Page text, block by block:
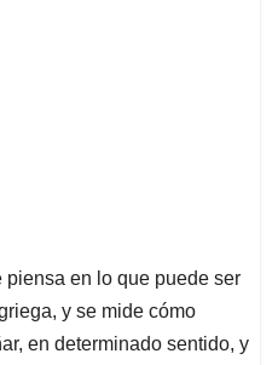
piensa en lo que puede ser
y se mide cómo
en determinado sentido, y